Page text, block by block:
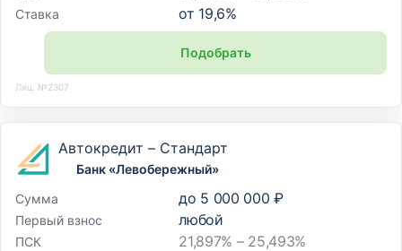
Ставка от 19,6%
Подобрать
Лиц. №2307
Автокредит – Стандарт
Банк «Левобережный»
Сумма
до 5 000 000 ₽
Первый взнос любой
ПСК 21,897% – 25,493%